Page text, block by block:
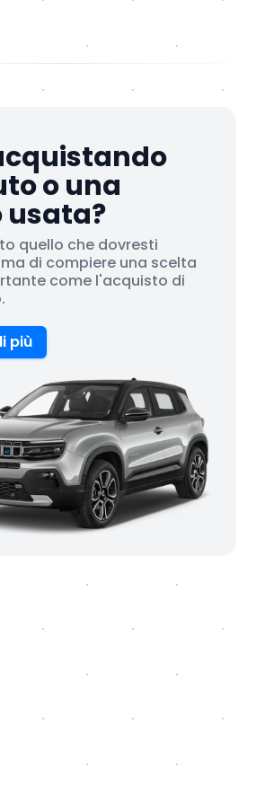
o una
usata?
quello che dovresti
di compiere una scelta
come l'acquisto di
più